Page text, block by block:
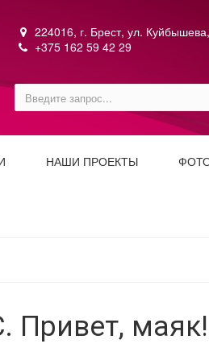
224016, г. Брест, ул.
+375 162 59 42 29
НАШИ ПРОЕКТЫ
Привет, маяк!